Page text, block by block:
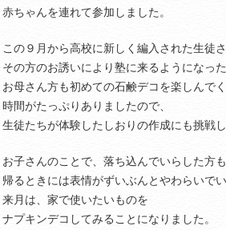
赤ちゃんを連れて参加しました。
この９月から高校に新しく編入された生徒
その方のお誘いにより塾に来るようになっ
お母さん方も初めての石鹸デコを楽しんでく
時間がたっぷりありましたので、
生徒たちが体験したしおりの作成にも挑戦し
お子さんのことで、落ち込んでいらした方も
帰るときには表情がずいぶんとやわらいでい
来月は、家で使いたいものを
ナプキンデコしてみることになりました。